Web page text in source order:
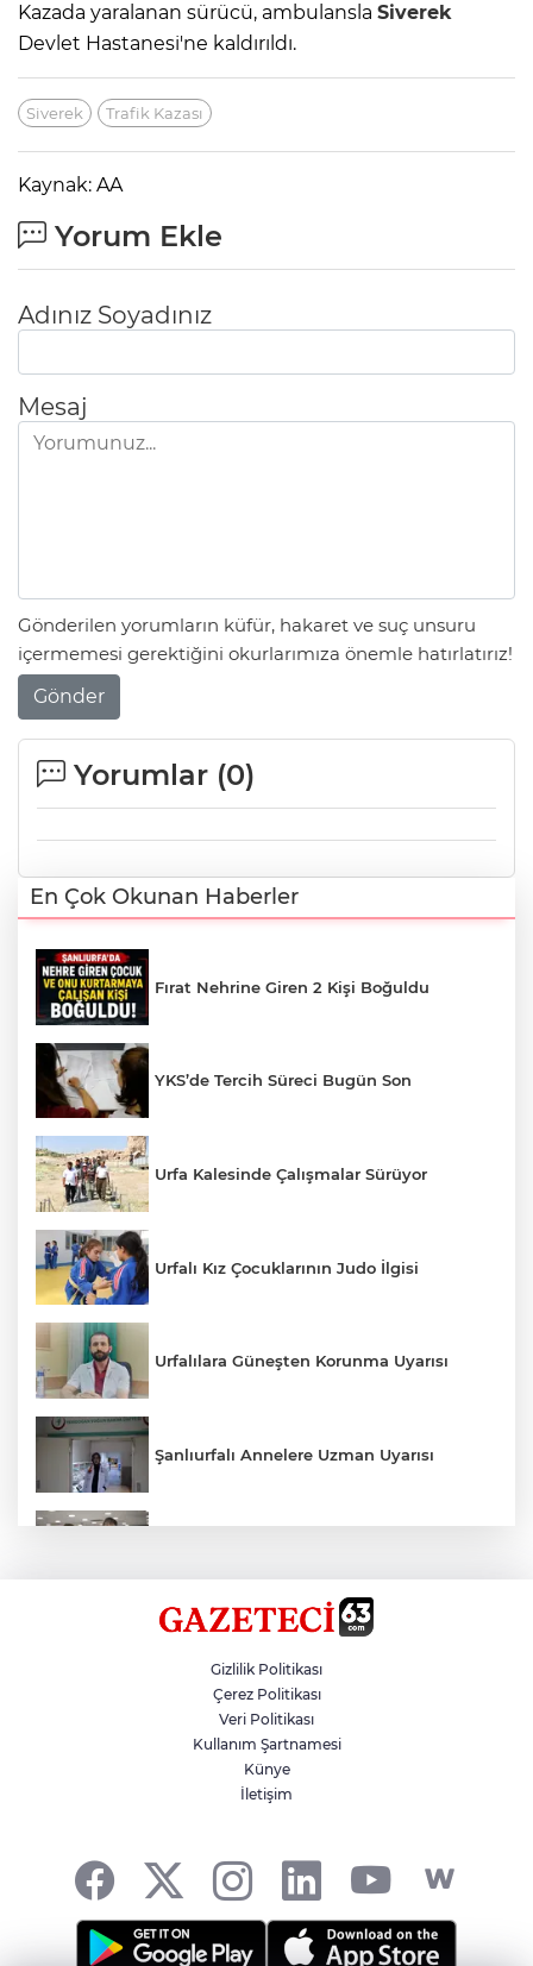
Kazada yaralanan sürücü, ambulansla Siverek
Devlet Hastanesi'ne kaldırıldı.
Siverek Trafik Kazası
Kaynak: AA
Yorum Ekle
Adınız Soyadınız
Mesaj
Gönderilen yorumların küfür, hakaret ve suç unsuru
içermemesi gerektiğini okurlarımıza önemle hatırlatırız!
Gönder
Yorumlar (0)
En Çok Okunan Haberler
Fırat Nehrine Giren 2 Kişi Boğuldu
YKS’de Tercih Süreci Bugün Son
Urfa Kalesinde Çalışmalar Sürüyor
Urfalı Kız Çocuklarının Judo İlgisi
Urfalılara Güneşten Korunma Uyarısı
Şanlıurfalı Annelere Uzman Uyarısı
Zincirleme Kazada 7 Kişi Yaralandı
Erdoğan, 12 Yılı Geride Bıraktı
Gizlilik Politikası
Çerez Politikası
Veri Politikası
Kullanım Şartnamesi
Künye
İletişim